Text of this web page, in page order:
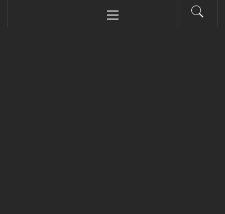
Menu